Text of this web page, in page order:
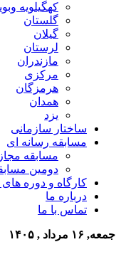
کهگیلویه
گلستان
گیلان
لرستان
مازندران
مرکزی
هرمزگان
همدان
یزد
ساختار سازمانی
مسابقه رسانه ای
مسابقه
دومین
کارگاه و دوره
درباره ما
تماس با ما
جمعه, ۱۶ مرداد , ۱۴۰۵